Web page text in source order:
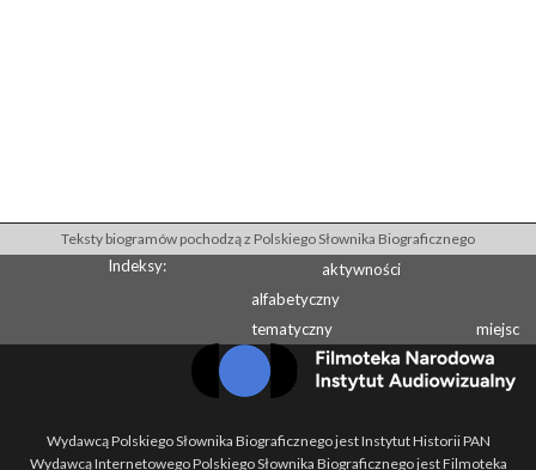
Teksty biogramów pochodzą z Polskiego Słownika Biograficznego
Indeksy:
aktywności
alfabetyczny
tematyczny
miejsc
Wydawcą Polskiego Słownika Biograficznego jest Instytut Historii PAN
Wydawcą Internetowego Polskiego Słownika Biograficznego jest Filmoteka